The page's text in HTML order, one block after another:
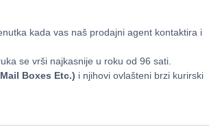
kada vas naš prodajni agent kontaktira i
se vrši najkasnije u roku od 96 sati.
Boxes Etc.) i njihovi ovlašteni brzi kurirski